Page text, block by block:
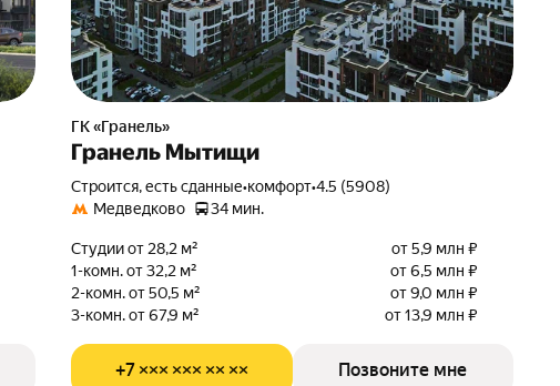
ГК «Гранель»
Гранель Мытищи
Строится, есть сданные•комфорт•4.5 (5908)
Медведково
34 мин.
Студии от 28,2 м²
от 5,9 млн ₽
1-комн. от 32,2 м²
от 6,5 млн ₽
2-комн. от 50,5 м²
от 9,0 млн ₽
3-комн. от 67,9 м²
от 13,9 млн ₽
+7 ××× ××× ×× ×× Позвоните мне